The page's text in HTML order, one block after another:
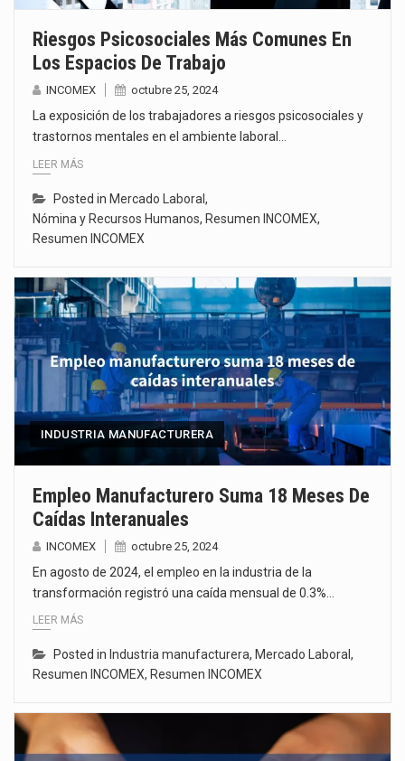
Riesgos Psicosociales Más Comunes En
Los Espacios De Trabajo
INCOMEX octubre 25, 2024
La exposición de los trabajadores a riesgos psicosociales y
trastornos mentales en el ambiente laboral…
LEER MÁS
Posted in Mercado Laboral,
Nómina y Recursos Humanos, Resumen INCOMEX,
Resumen INCOMEX
INDUSTRIA MANUFACTURERA
Empleo Manufacturero Suma 18 Meses De
Caídas Interanuales
INCOMEX octubre 25, 2024
En agosto de 2024, el empleo en la industria de la
transformación registró una caída mensual de 0.3%…
LEER MÁS
Posted in Industria manufacturera, Mercado Laboral ,
Resumen INCOMEX, Resumen INCOMEX